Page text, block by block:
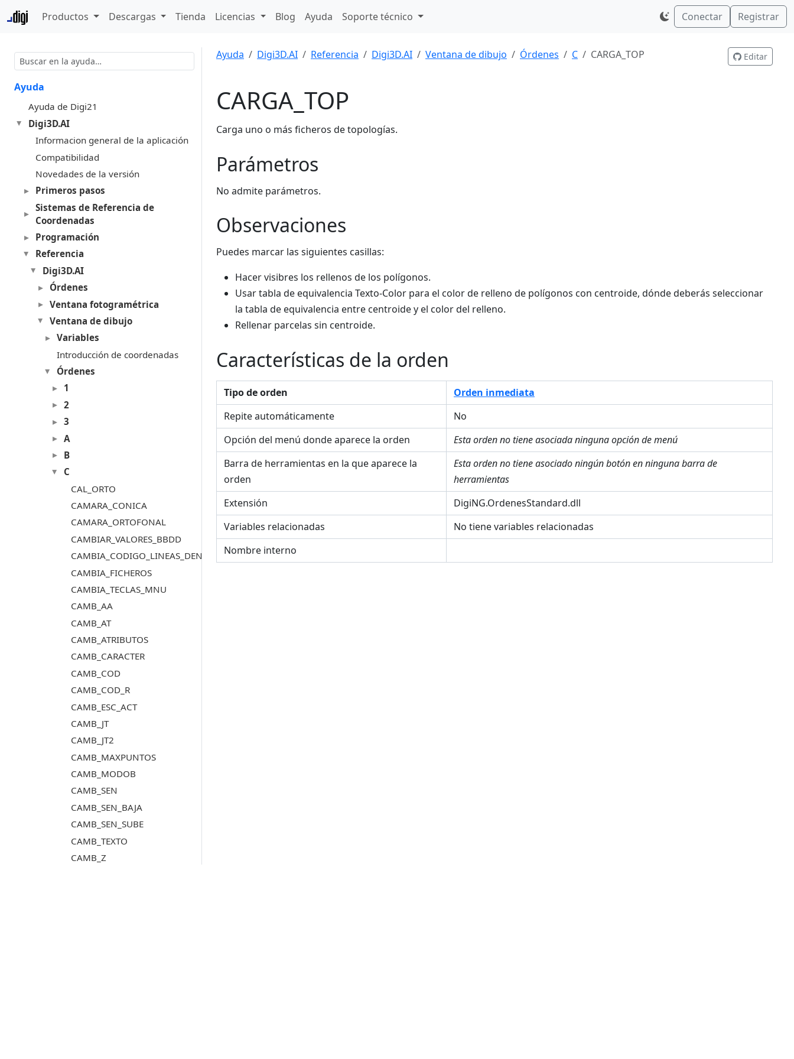
Productos Descargas Tienda Licencias Blog Ayuda Soporte técnico Conectar Registrar
Ayuda
Ayuda de Digi21
Digi3D.AI
Informacion general de la aplicación
Compatibilidad
Novedades de la versión
Primeros pasos
Sistemas de Referencia de
Coordenadas
Programación
Referencia
Digi3D.AI
Órdenes
Ventana fotogramétrica
Ventana de dibujo
Variables
Introducción de coordenadas
Órdenes
1
2
3
A
B
C
CAL_ORTO
CAMARA_CONICA
CAMARA_ORTOFONAL
CAMBIAR_VALORES_BBDD
CAMBIA_CODIGO_LINEAS_DENTRO_POLIGONOS_TOPOLOGIA
CAMBIA_FICHEROS
CAMBIA_TECLAS_MNU
CAMB_AA
CAMB_AT
CAMB_ATRIBUTOS
CAMB_CARACTER
CAMB_COD
CAMB_COD_R
CAMB_ESC_ACT
CAMB_JT
CAMB_JT2
CAMB_MAXPUNTOS
CAMB_MODOB
CAMB_SEN
CAMB_SEN_BAJA
CAMB_SEN_SUBE
CAMB_TEXTO
CAMB_Z
Ayuda Digi3D.AI Referencia Digi3D.AI Ventana de dibujo Órdenes C CARGA_TOP Editar
CARGA_TOP
Carga uno o más ficheros de topologías.
Parámetros
No admite parámetros.
Observaciones
Puedes marcar las siguientes casillas:
Hacer visibres los rellenos de los polígonos.
Usar tabla de equivalencia Texto-Color para el color de relleno de polígonos con centroide, dónde deberás seleccionar
la tabla de equivalencia entre centroide y el color del relleno.
Rellenar parcelas sin centroide.
Características de la orden
Tipo de orden
Orden inmediata
Repite automáticamente
No
Opción del menú donde aparece la orden
Esta orden no tiene asociada ninguna opción de menú
Barra de herramientas en la que aparece la
orden
Esta orden no tiene asociado ningún botón en ninguna barra de
herramientas
Extensión
DigiNG.OrdenesStandard.dll
Variables relacionadas
No tiene variables relacionadas
Nombre interno